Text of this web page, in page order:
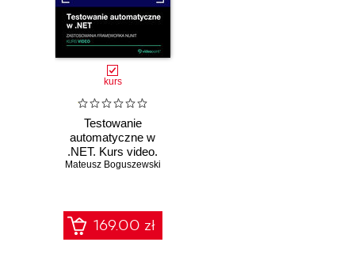
kurs
Testowanie
automatyczne w
.NET. Kurs video.
Zastosowania
Mateusz Boguszewski
169.00 zł